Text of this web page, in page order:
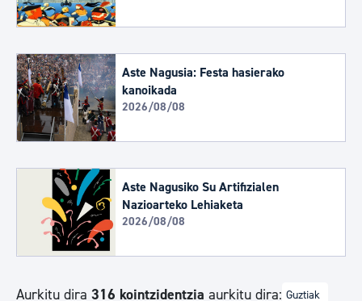
Aste Nagusia: Festa hasierako
kanoikada
2026/08/08
Aste Nagusiko Su Artifizialen
Nazioarteko Lehiaketa
2026/08/08
Aurkitu dira 316 kointzidentzia aurkitu dira: Guztiak